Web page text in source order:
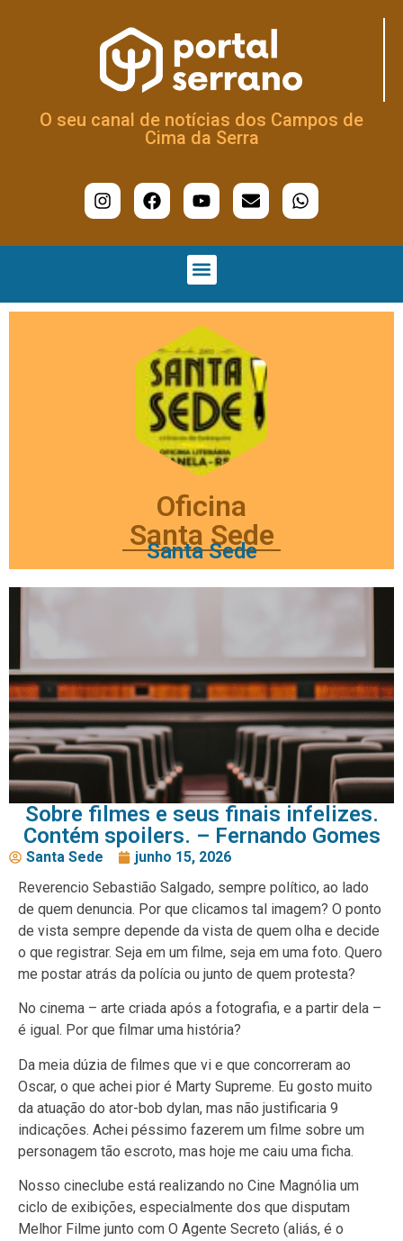
O seu canal de notícias dos Campos de
Cima da Serra
Oficina
Santa Sede
Santa Sede
Sobre filmes e seus finais infelizes.
Contém spoilers. – Fernando Gomes
Santa Sede
junho 15, 2026
Reverencio Sebastião Salgado, sempre político, ao lado
de quem denuncia. Por que clicamos tal imagem? O ponto
de vista sempre depende da vista de quem olha e decide
o que registrar. Seja em um filme, seja em uma foto. Quero
me postar atrás da polícia ou junto de quem protesta?
No cinema – arte criada após a fotografia, e a partir dela –
é igual. Por que filmar uma história?
Da meia dúzia de filmes que vi e que concorreram ao
Oscar, o que achei pior é Marty Supreme. Eu gosto muito
da atuação do ator-bob dylan, mas não justificaria 9
indicações. Achei péssimo fazerem um filme sobre um
personagem tão escroto, mas hoje me caiu uma ficha.
Nosso cineclube está realizando no Cine Magnólia um
ciclo de exibições, especialmente dos que disputam
Melhor Filme junto com O Agente Secreto (aliás, é o